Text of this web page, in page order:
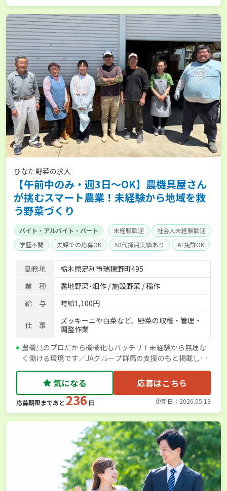
ひなた野菜の求人
【午前中のみ・週3日～OK】農機具屋さん
が挑むスマート農業！未経験から地域を救
う野菜づくり
バイト・アルバイト・パート 未経験歓迎
社会人未経験歓迎
学歴不問
夫婦での応募OK 50代採用実績あり
AT免許OK
勤務地
栃木県足利市瑞穂野町495
業 種
露地野菜･畑作 / 施設野菜 / 稲作
給 与
時給1,100円
仕 事
ズッキーニや白菜など、野菜の収穫・管理・
調整作業
農機具のプロだから機械化もバッチリ！未経験から無理な
く働ける環境です／JAグループ群馬の支援のもと掲載して
います／JA邑楽館林
気になる 応募はこちら
応募期限まであと 236 日 更新日：2026.05.13